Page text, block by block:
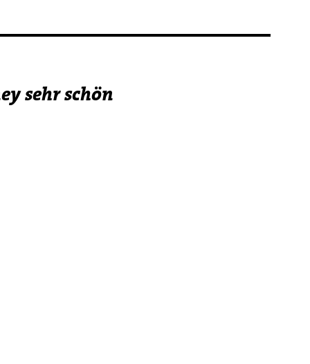
sehr schön